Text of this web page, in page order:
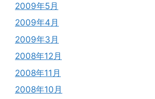
2009年5月
2009年4月
2009年3月
2008年12月
2008年11月
2008年10月